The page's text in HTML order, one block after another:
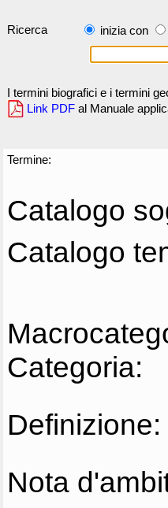
Ricerca inizia con
I termini biografici e i termini
Link PDF al Manuale
Termine:
Catalogo
Catalogo
Categoria:
Definizione:
Nota